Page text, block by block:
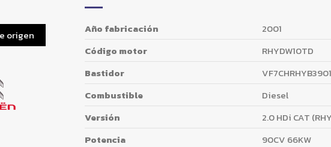
origen Año fabricación
2001
Código motor
RHYDW10TD
Bastidor
Combustible
Diesel
Versión
2.0 HDi CAT
Potencia
90CV 66KW